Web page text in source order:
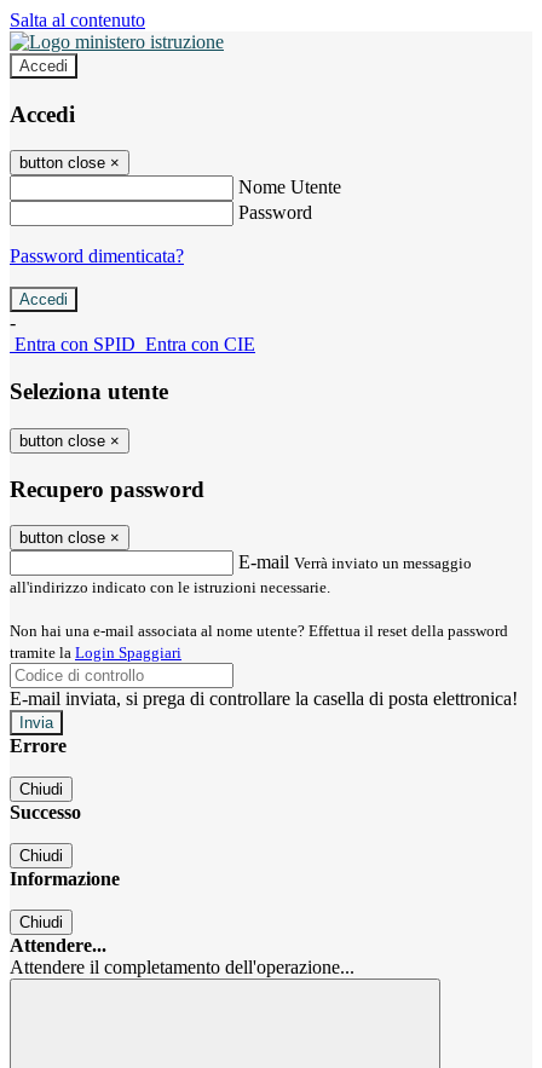
Salta al contenuto
Accedi
Accedi
button close ×
Nome Utente
Password
Password dimenticata?
-
Entra con SPID Entra con CIE
Seleziona utente
button close ×
Recupero password
button close ×
E-mail Verrà inviato un messaggio
all'indirizzo indicato con le istruzioni necessarie.
Non hai una e-mail associata al nome utente? Effettua il reset della password
tramite la Login Spaggiari
E-mail inviata, si prega di controllare la casella di posta elettronica!
Errore
Chiudi
Successo
Chiudi
Informazione
Chiudi
Attendere...
Attendere il completamento dell'operazione...